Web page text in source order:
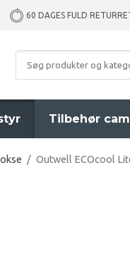
60 DAGES FULD
Tilbehør
/ Outwell ECOcool